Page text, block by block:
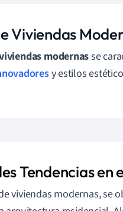
Viviendas
modernasse
y estilos
Tendencias en
viviendas modernas, se